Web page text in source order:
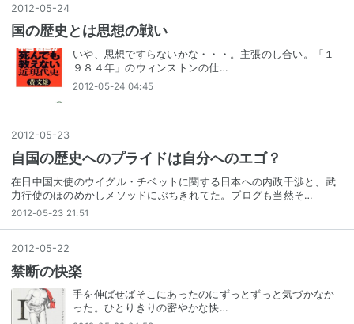
2012-05-24
国の歴史とは思想の戦い
いや、思想ですらないかな・・・。主張のし合い。「１
９８４年」のウィンストンの仕…
2012-05-24 04:45
2012-05-23
自国の歴史へのプライドは自分へのエゴ？
在日中国大使のウイグル・チベットに関する日本への内政干渉と、武
力行使のほのめかしメソッドにぶちきれてた。ブログも当然そ…
2012-05-23 21:51
2012-05-22
禁断の快楽
手を伸ばせばそこにあったのにずっとずっと気づかなか
った。ひとりきりの密やかな快…